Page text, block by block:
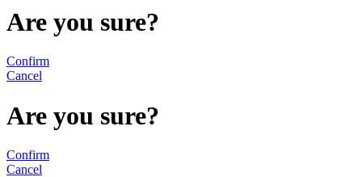
Are you sure?
Confirm
Cancel
Are you sure?
Confirm
Cancel